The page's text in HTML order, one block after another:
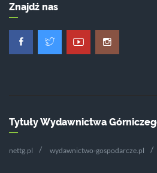
Znajdź nas
Tytuły Wydawnictwa
nettg.pl wydawnictwo-gospodarcze.pl